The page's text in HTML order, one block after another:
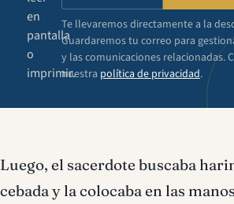
en
pantalla
o
imprimir.
Te llevaremos directamente a la
Guardaremos tu correo para
y las comunicaciones relacionadas.
nuestra política de privacidad.
Luego, el sacerdote buscaba
cebada y la colocaba en las